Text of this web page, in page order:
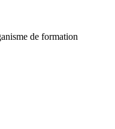
de formation